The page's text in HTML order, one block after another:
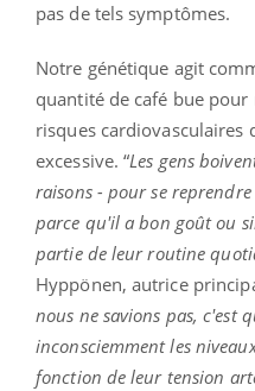
pas de tels symptômes.
Notre génétique agit
quantité de café bue
risques cardiovasculaires
excessive. “Les gens
raisons - pour se
parce qu'il a bon goût ou
partie de leur routine
Hyppönen, autrice
nous ne savions pas, c'est
inconsciemment les
fonction de leur tension